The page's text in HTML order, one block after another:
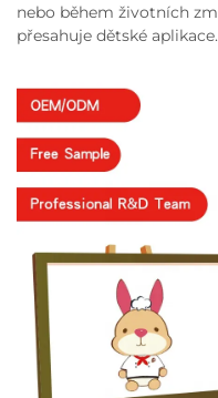
nebo během životních
přesahuje dětské aplikace.